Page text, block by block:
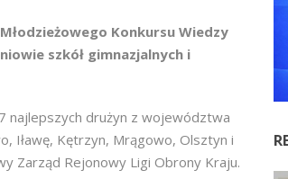
Konkursu Wiedzy
szkół gimnazjalnych i
najlepszych drużyn z województwa
Iławę, Kętrzyn, Mrągowo, Olsztyn i
Zarząd Rejonowy Ligi Obrony Kraju.